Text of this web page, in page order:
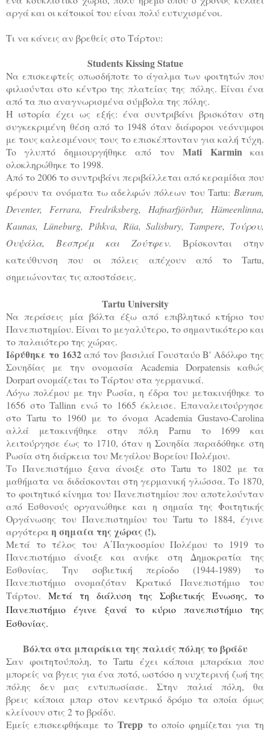
αργά και οι κάτοικοί του είναι πολύ ευτυχισμένοι.
Τι να κάνεις αν βρεθείς στο Τάρτου:
Students Kissing Statue
Να επισκεφτείς οπωσδήποτε το άγαλμα των φοιτητών που
φιλιούνται στο κέντρο της πλατείας της πόλης. Είναι ένα
από τα πιο αναγνωρισμένα σύμβολα της πόλης.
Η ιστορία έχει ως εξής: ένα συντριβάνι βρισκόταν στη
συγκεκριμένη θέση από το 1948 όταν διάφοροι νεόνυμφοι
με τους καλεσμένους τους το επισκέπτονταν για καλή τύχη.
To γλυπτό δημιουργήθηκε από τονMati Karminκαι
ολοκληρώθηκε το 1998.
Από το 2006 το συντριβάνι περιβάλλεται από κεραμίδια που
φέρουν τα ονόματα τω αδελφών πόλεων του Tartu: Bærum,
Deventer, Ferrara, Fredriksberg, Hafnarfjörður, Hämeenlinna,
Kaunas, Lüneburg, Pihkva, Riia, Salisbury, Tampere, Τούρου,
Ουψάλα, Βεσπρέμ και Ζούτφεν.
Βρίσκονται στην
κατεύθυνση που οι πόλεις απέχουν από το Tartu,
σημειώνοντας τις αποστάσεις.
Tartu University
Να περάσεις μία βόλτα έξω από επιβλητικό κτήριο του
Πανεπιστημίου. Είναι το μεγαλύτερο, το σημαντικότερο και
το παλαιότερο της χώρας.
Ιδρύθηκε το 1632από τον βασιλιά Γουσταύο Β' Αδόλφο της
Σουηδίας με την ονομασία Academia Dorpatensis καθώς
Dorpart ονομάζεται το Τάρτου στα γερμανικά.
Λόγω πολέμου με την Ρωσία, η έδρα του μετακινήθηκε το
1656 στο Tallinn ενώ το 1665 έκλεισε. Επαναλειτούργησε
στο Tartu το 1960 με το όνομα Academia Gustavo-Carolina
αλλά μετακινήθηκε στην πόλη Parnu το 1699 και
λειτούργησε έως το 1710, όταν η Σουηδία παραδόθηκε στη
Ρωσία στη διάρκεια του Μεγάλου Βορείου Πολέμου.
Το Πανεπιστήμιο ξανα άνοιξε στο Tartu το 1802 με τα
μαθήματα να διδάσκονται στη γερμανική γλώσσα. Το 1870,
το φοιτητικό κίνημα του Πανεπιστημίου που αποτελούνταν
από Εσθονούς οργανώθηκε και η σημαία της Φοιτητικής
Οργάνωσης του Πανεπιστημίου του Tartu το 1884, έγινε
αργότερα η σημαία της χώρας (!).
Μετά το τέλος του Α΄Παγκοσμίου Πολέμου το 1919 το
Πανεπιστήμιο άνοιξε και ανήκε στη Δημοκρατία της
Εσθονίας. Την σοβιετική περίοδο (1944-1989) το
Πανεπιστήμιο ονομαζόταν Κρατικό Πανεπιστήμιο του
Τάρτου. Μετά τη διάλυση της Σοβιετικής Ένωσης, το
Πανεπιστήμιο έγινε ξανά το κύριο πανεπιστήμιο της
Εσθονίας.
Βόλτα στα μπαράκια της παλιάς πόλης το βράδυ
Σαν φοιτητούπολη, το Tartu έχει κάποια μπαράκια που
μπορείς να βγεις για ένα ποτό, ωστόσο η νυχτερινή ζωή της
πόλης δεν μας εντυπωσίασε. Στην παλιά πόλη, θα
βρεις κάποια μπαρ στον κεντρικό δρόμο τα οποία όμως
κλείνουν στις 2 το βράδυ.
Εμείς επισκεφθήκαμε τοTrepp το οποίο φημίζεται για τη